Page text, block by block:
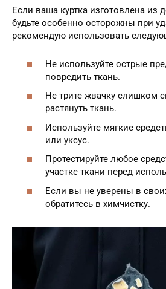
Если ваша куртка изготовлена из
будьте особенно осторожны при
рекомендую использовать
Не используйте острые
повредить ткань.
Не трите жвачку слишком
растянуть ткань.
Используйте мягкие
или уксус.
Протестируйте любое
участке ткани перед
Если вы не уверены в
обратитесь в химчистку.